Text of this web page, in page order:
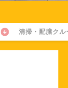
清掃・配膳クル